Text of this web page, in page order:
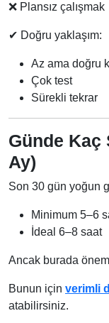
❌ Plansız çalışmak
✔ Doğru yaklaşım:
Az ama doğru
Çok test
Sürekli tekrar
Günde Kaç
Ay)
Son 30 gün yoğun
Minimum 5–6
İdeal 6–8 saat
Ancak burada
Bunun için verimli
atabilirsiniz.